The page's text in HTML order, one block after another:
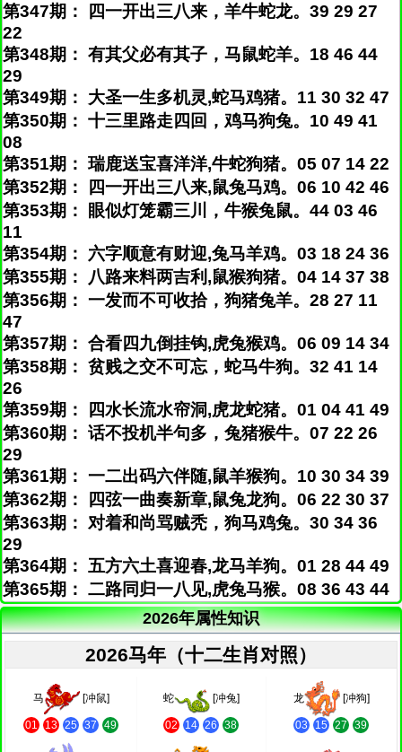
第347期： 四一开出三八来，羊牛蛇龙。39 29 27
22
第348期： 有其父必有其子，马鼠蛇羊。18 46 44
29
第349期： 大圣一生多机灵,蛇马鸡猪。11 30 32 47
第350期： 十三里路走四回，鸡马狗兔。10 49 41
08
第351期： 瑞鹿送宝喜洋洋,牛蛇狗猪。05 07 14 22
第352期： 四一开出三八来,鼠兔马鸡。06 10 42 46
第353期： 眼似灯笼霸三川，牛猴兔鼠。44 03 46
11
第354期： 六字顺意有财迎,兔马羊鸡。03 18 24 36
第355期： 八路来料两吉利,鼠猴狗猪。04 14 37 38
第356期： 一发而不可收拾，狗猪兔羊。28 27 11
47
第357期： 合看四九倒挂钩,虎兔猴鸡。06 09 14 34
第358期： 贫贱之交不可忘，蛇马牛狗。32 41 14
26
第359期： 四水长流水帘洞,虎龙蛇猪。01 04 41 49
第360期： 话不投机半句多，兔猪猴牛。07 22 26
29
第361期： 一二出码六伴随,鼠羊猴狗。10 30 34 39
第362期： 四弦一曲奏新章,鼠兔龙狗。06 22 30 37
第363期： 对着和尚骂贼秃，狗马鸡兔。30 34 36
29
第364期： 五方六土喜迎春,龙马羊狗。01 28 44 49
第365期： 二路同归一八见,虎兔马猴。08 36 43 44
2026年属性知识
2026马年（十二生肖对照）
马 [冲鼠]
01 13 25 37 49
蛇 [冲兔]
02 14 26 38
龙 [冲狗]
03 15 27 39